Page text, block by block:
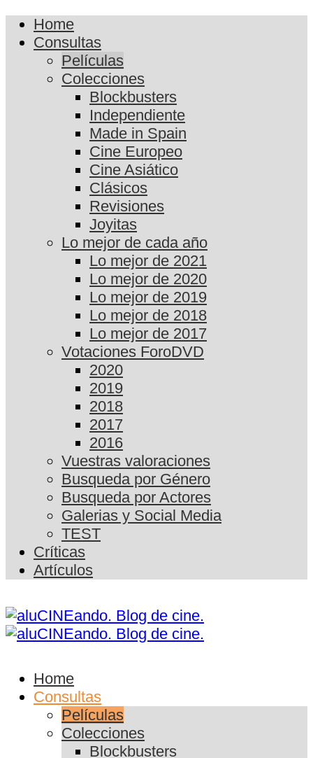
Home
Consultas
Películas
Colecciones
Blockbusters
Independiente
Made in Spain
Cine Europeo
Cine Asiático
Clásicos
Revisiones
Joyitas
Lo mejor de cada año
Lo mejor de 2021
Lo mejor de 2020
Lo mejor de 2019
Lo mejor de 2018
Lo mejor de 2017
Votaciones ForoDVD
2020
2019
2018
2017
2016
Vuestras valoraciones
Busqueda por Género
Busqueda por Actores
Galerias y Social Media
TEST
Críticas
Artículos
Home
Consultas
Películas
Colecciones
Blockbusters